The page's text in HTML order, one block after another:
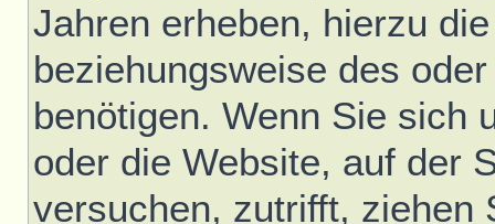
Jahren erheben, hierzu
beziehungsweise des
benötigen. Wenn Sie sich
oder die Website, auf der
versuchen, zutrifft, ziehen